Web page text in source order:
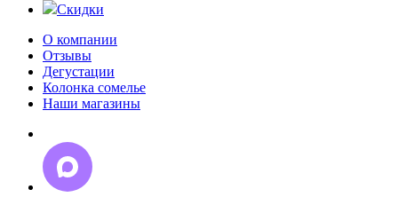
Скидки
О компании
Отзывы
Дегустации
Колонка сомелье
Наши магазины